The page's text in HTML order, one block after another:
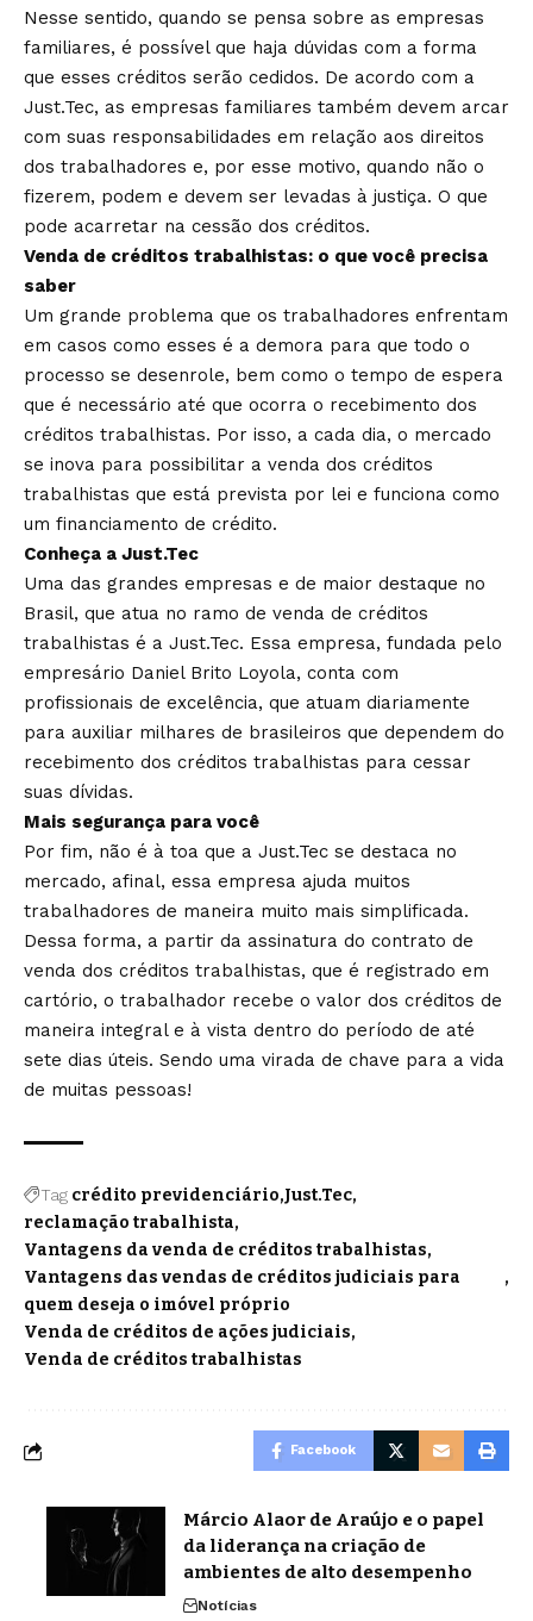
Nesse sentido, quando se pensa sobre as empresas
familiares, é possível que haja dúvidas com a forma
que esses créditos serão cedidos. De acordo com a
Just.Tec, as empresas familiares também devem arcar
com suas responsabilidades em relação aos direitos
dos trabalhadores e, por esse motivo, quando não o
fizerem, podem e devem ser levadas à justiça. O que
pode acarretar na cessão dos créditos.
Venda de créditos trabalhistas: o que você precisa
saber
Um grande problema que os trabalhadores enfrentam
em casos como esses é a demora para que todo o
processo se desenrole, bem como o tempo de espera
que é necessário até que ocorra o recebimento dos
créditos trabalhistas. Por isso, a cada dia, o mercado
se inova para possibilitar a venda dos créditos
trabalhistas que está prevista por lei e funciona como
um financiamento de crédito.
Conheça a Just.Tec
Uma das grandes empresas e de maior destaque no
Brasil, que atua no ramo de venda de créditos
trabalhistas é a Just.Tec. Essa empresa, fundada pelo
empresário Daniel Brito Loyola, conta com
profissionais de excelência, que atuam diariamente
para auxiliar milhares de brasileiros que dependem do
recebimento dos créditos trabalhistas para cessar
suas dívidas.
Mais segurança para você
Por fim, não é à toa que a Just.Tec se destaca no
mercado, afinal, essa empresa ajuda muitos
trabalhadores de maneira muito mais simplificada.
Dessa forma, a partir da assinatura do contrato de
venda dos créditos trabalhistas, que é registrado em
cartório, o trabalhador recebe o valor dos créditos de
maneira integral e à vista dentro do período de até
sete dias úteis. Sendo uma virada de chave para a vida
de muitas pessoas!
Tag crédito previdenciário Just.Tec
reclamação trabalhista
Vantagens da venda de créditos trabalhistas
Vantagens das vendas de créditos judiciais para
quem deseja o imóvel próprio
Venda de créditos de ações judiciais
Venda de créditos trabalhistas
Facebook
Márcio Alaor de Araújo e o papel
da liderança na criação de
ambientes de alto desempenho
Notícias